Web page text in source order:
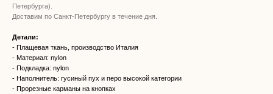
Петербурга).
Доставим по Санкт-Петербургу в течение дня.
Детали:
- Плащевая ткань, производство Италия
- Материал: nylon
- Подкладка: nylon
- Наполнитель: гусиный пух и перо высокой категории
- Прорезные карманы на кнопках